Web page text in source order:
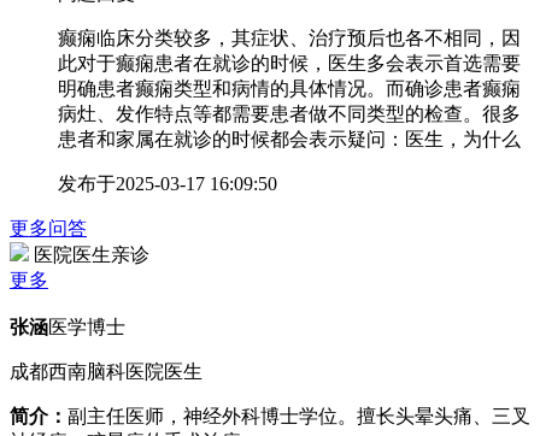
癫痫临床分类较多，其症状、治疗预后也各不相同，因
此对于癫痫患者在就诊的时候，医生多会表示首选需要
明确患者癫痫类型和病情的具体情况。而确诊患者癫痫
病灶、发作特点等都需要患者做不同类型的检查。很多
患者和家属在就诊的时候都会表示疑问：医生，为什么
发布于2025-03-17 16:09:50
更多问答
医院医生亲诊
更多
张涵医学博士
成都西南脑科医院医生
简介： 副主任医师，神经外科博士学位。擅长头晕头痛、三叉